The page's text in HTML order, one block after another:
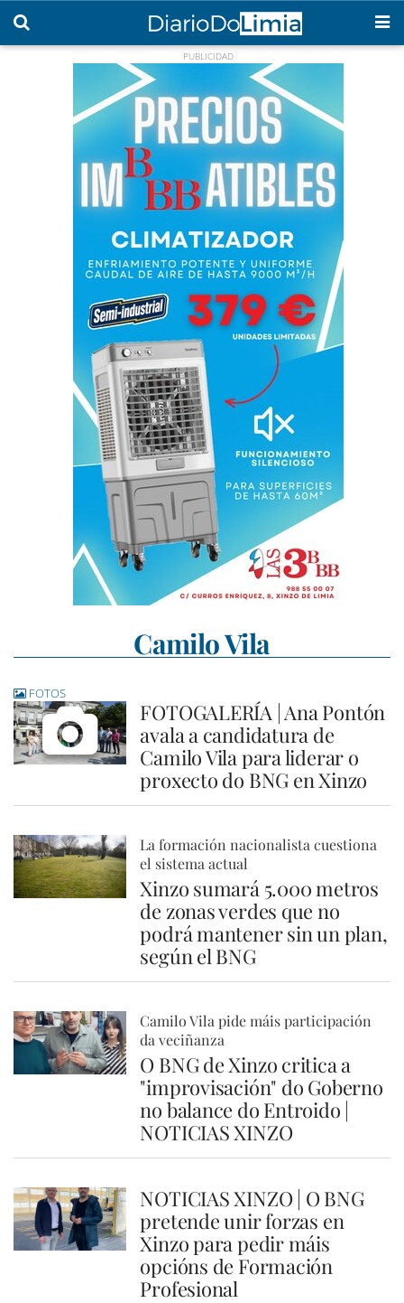
Camilo Vila
FOTOS
FOTOGALERÍA | Ana Pontón
avala a candidatura de
Camilo Vila para liderar o
proxecto do BNG en Xinzo
La formación nacionalista cuestiona
el sistema actual
Xinzo sumará 5.000 metros
de zonas verdes que no
podrá mantener sin un plan,
según el BNG
Camilo Vila pide máis participación
da veciñanza
O BNG de Xinzo critica a
"improvisación" do Goberno
no balance do Entroido |
NOTICIAS XINZO
NOTICIAS XINZO | O BNG
pretende unir forzas en
Xinzo para pedir máis
opcións de Formación
Profesional